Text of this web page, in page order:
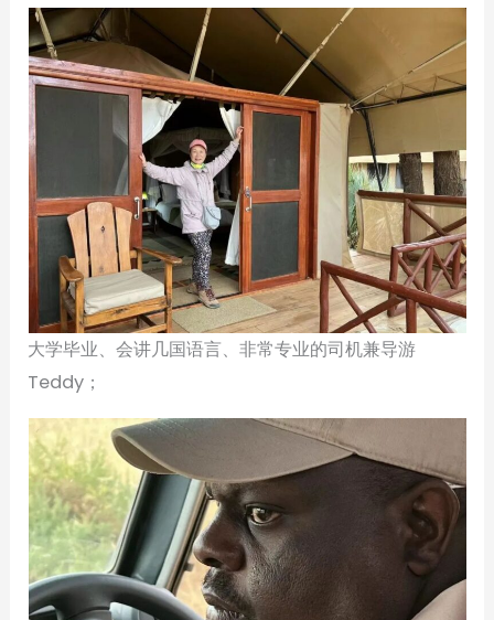
大学毕业、会讲几国语言、非常专业的司机兼导游
Teddy；